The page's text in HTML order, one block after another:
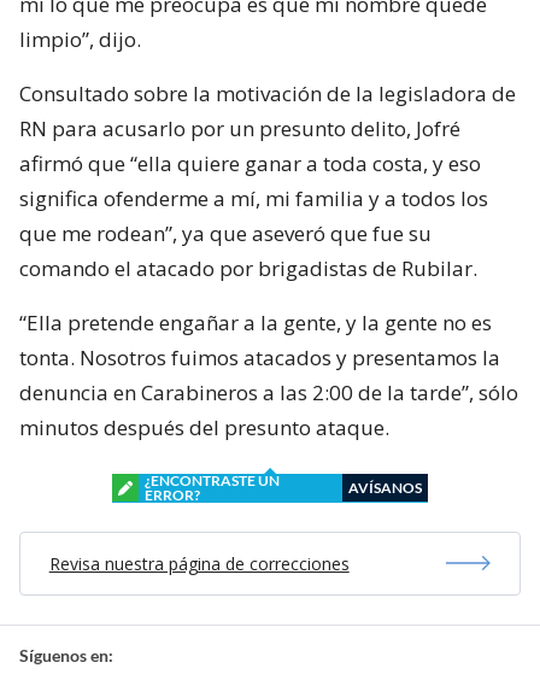
limpio”, dijo.
Consultado sobre la motivación de la legisladora de
RN para acusarlo por un presunto delito, Jofré
afirmó que “ella quiere ganar a toda costa, y eso
significa ofenderme a mí, mi familia y a todos los
que me rodean”, ya que aseveró que fue su
comando el atacado por brigadistas de Rubilar.
“Ella pretende engañar a la gente, y la gente no es
tonta. Nosotros fuimos atacados y presentamos la
denuncia en Carabineros a las 2:00 de la tarde”, sólo
minutos después del presunto ataque.
¿ENCONTRASTE UN
ERROR?
AVÍSANOS
Revisa nuestra página de correcciones
Síguenos en: